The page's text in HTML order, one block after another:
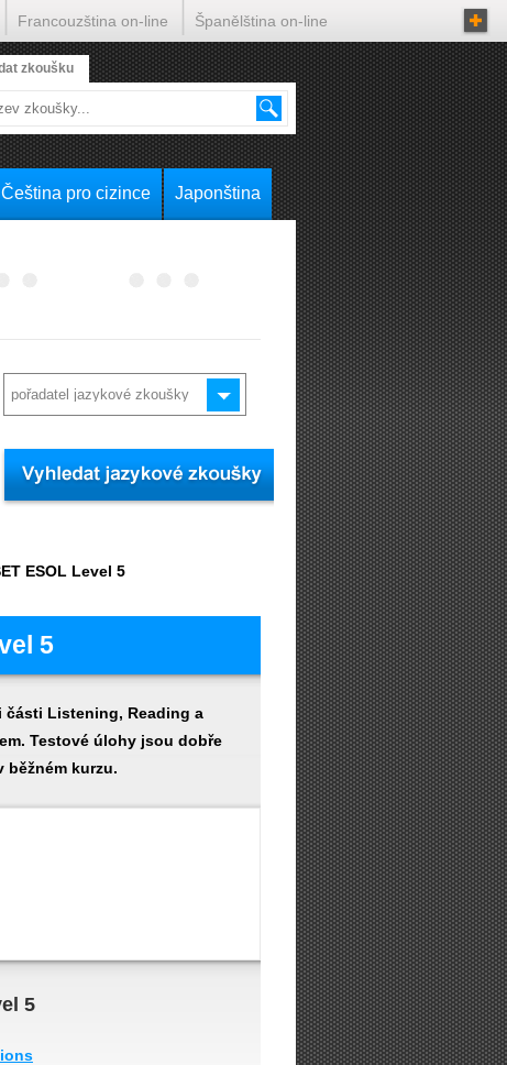
Francouzština on-line Španělština on-line
zkoušku
Čeština pro cizince Japonština
ESOL Level 5
5
části Listening, Reading a
Testové úlohy jsou dobře
běžném kurzu.
5